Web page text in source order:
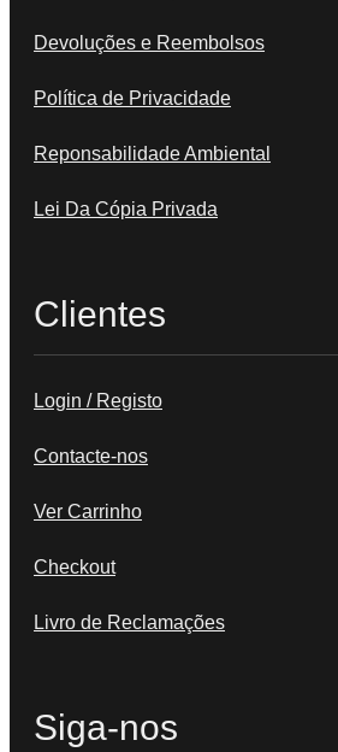
Devoluções e Reembolsos
Política de Privacidade
Reponsabilidade Ambiental
Lei Da Cópia Privada
Clientes
Login / Registo
Contacte-nos
Ver Carrinho
Checkout
Livro de Reclamações
Siga-nos